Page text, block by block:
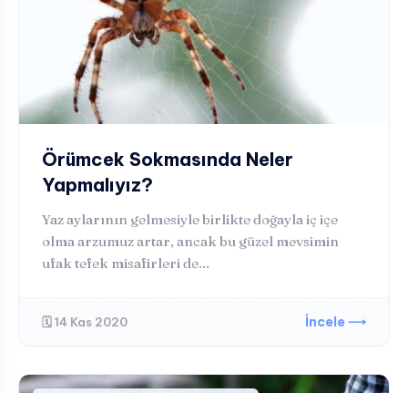
Örümcek Sokmasında Neler
Yapmalıyız?
Yaz aylarının gelmesiyle birlikte doğayla iç içe
olma arzumuz artar, ancak bu güzel mevsimin
ufak tefek misafirleri de...
🗓️ 14 Kas 2020 İncele ⟶